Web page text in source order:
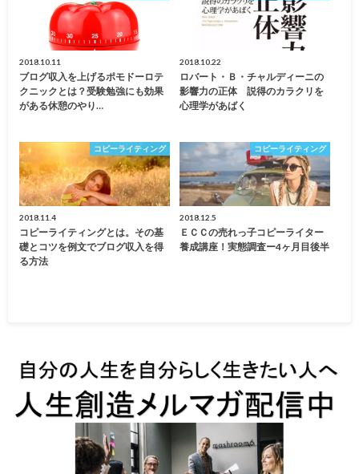
2018.10.11
ブログ収入を上げるポモドーロテ
クニックとは？受験勉強にも効果
がある休憩のやり…
2018.10.22
ロバート・Ｂ・チャルディーニの
影響力の正体 説得のカラクリを
心理学があばく
コピーライティング
2018.11.4
コピーライティングとは。その基
礎とコツを例文でブログ収入を得
る方法
コピーライティング
2018.12.5
ＥＣＣの売れっ子コピーライター
養成講座！実態調査ー4ヶ月目後半